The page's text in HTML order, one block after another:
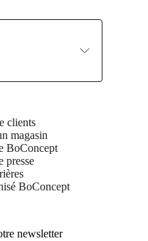
clients
magasin
BoConcept
presse
BoConcept
newsletter